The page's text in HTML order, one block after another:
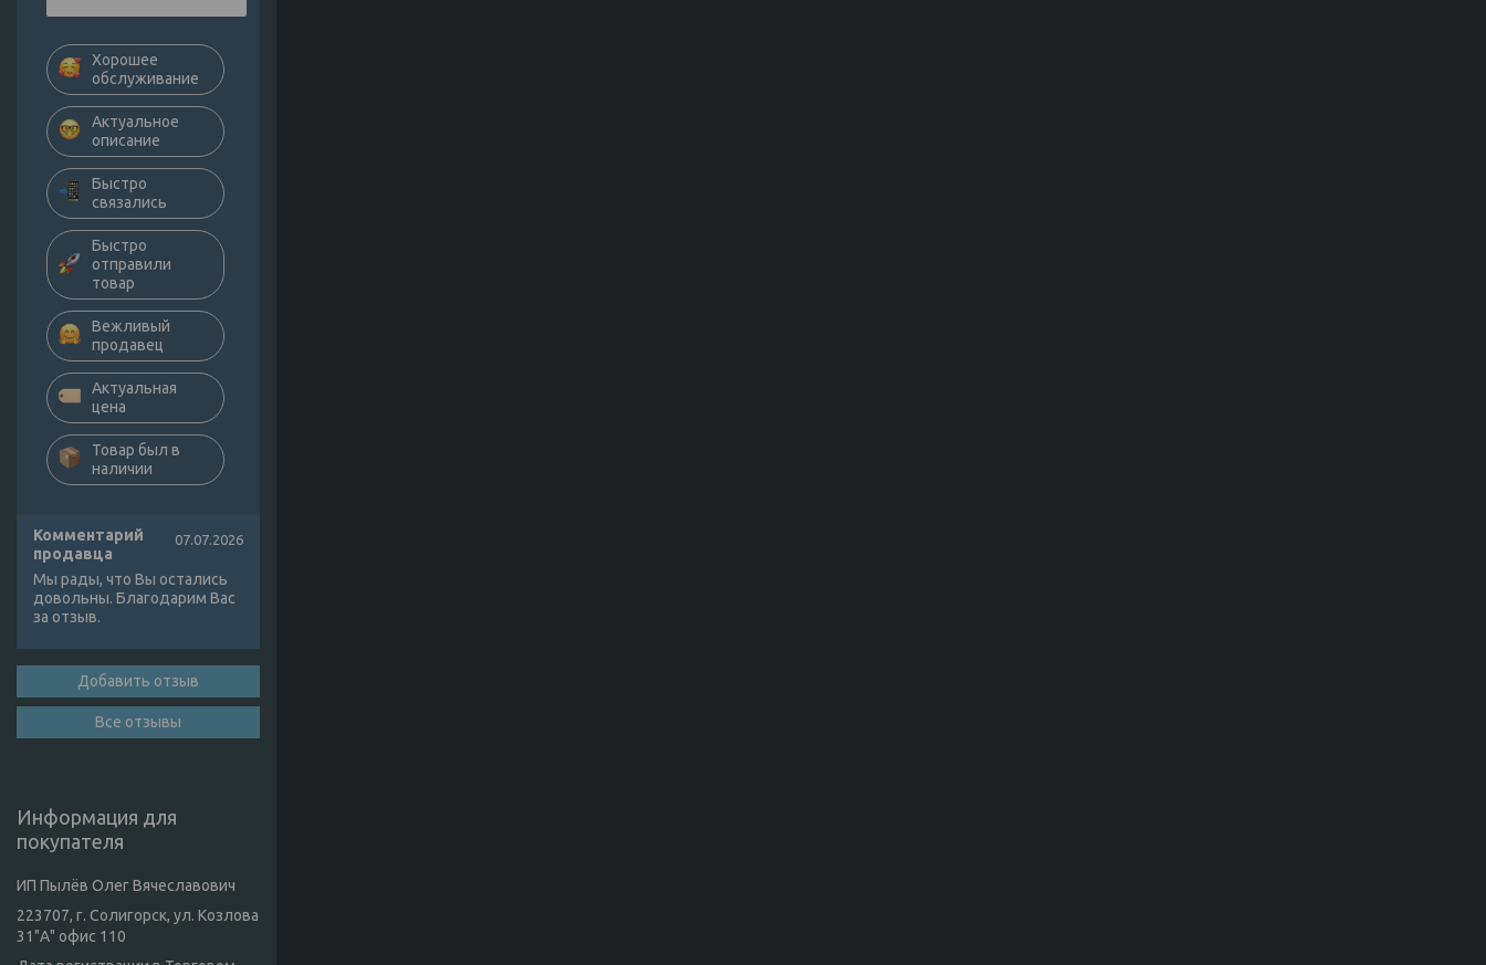
Хорошее
обслуживание
Актуальное
описание
Быстро
связались
Быстро
отправили
товар
Вежливый
продавец
Актуальная
цена
Товар был в
наличии
Комментарий
продавца
07.07.2026
Мы рады, что Вы остались
довольны. Благодарим Вас
за отзыв.
Добавить отзыв
Все отзывы
Информация для
покупателя
ИП Пылёв Олег Вячеславович
223707, г. Солигорск, ул. Козлова
31"А" офис 110